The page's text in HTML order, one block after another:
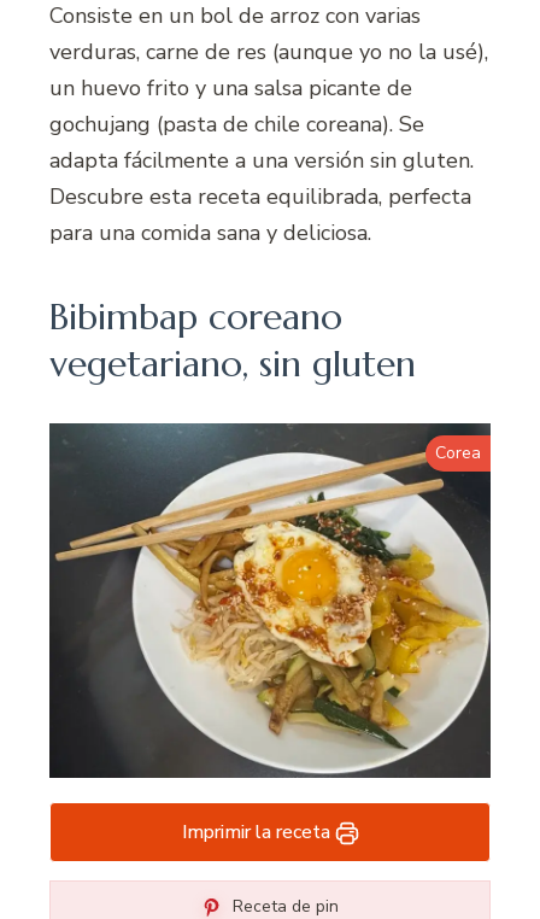
Consiste en un bol de arroz con varias
verduras, carne de res (aunque yo no la usé),
un huevo frito y una salsa picante de
gochujang (pasta de chile coreana). Se
adapta fácilmente a una versión sin gluten.
Descubre esta receta equilibrada, perfecta
para una comida sana y deliciosa.
Bibimbap coreano
vegetariano, sin gluten
Corea
Imprimir la receta
Receta de pin